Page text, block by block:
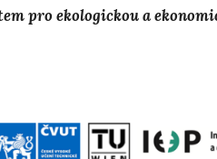
pro ekologickou a